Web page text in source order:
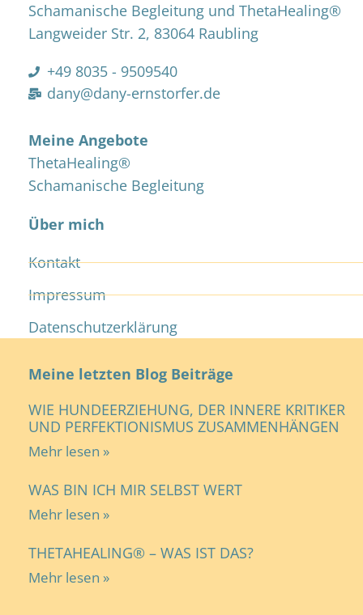
Schamanische Begleitung und ThetaHealing®
Langweider Str. 2, 83064 Raubling
+49 8035 - 9509540
dany@dany-ernstorfer.de
Meine Angebote
ThetaHealing®
Schamanische Begleitung
Über mich
Kontakt
Impressum
Datenschutzerklärung
Meine letzten Blog Beiträge
WIE HUNDEERZIEHUNG, DER INNERE KRITIKER
UND PERFEKTIONISMUS ZUSAMMENHÄNGEN
Mehr lesen »
WAS BIN ICH MIR SELBST WERT
Mehr lesen »
THETAHEALING® – WAS IST DAS?
Mehr lesen »